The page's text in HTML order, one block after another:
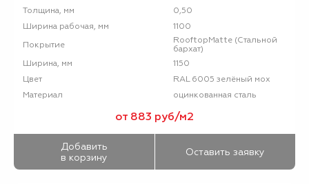
Толщина, мм
0,50
Ширина рабочая, мм
1100
Покрытие
RooftopMatte (Стальной
бархат)
Ширина, мм
1150
Цвет
RAL 6005 зелёный мох
Материал
оцинкованная сталь
от 883 руб/м2
Добавить
в корзину
Оставить заявку